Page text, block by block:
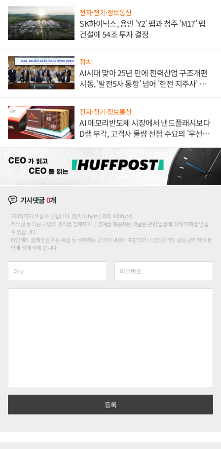
전자·전기·정보통신
SK하이닉스, 용인 'Y2' 팹과 청주 'M17' 팹
건설에 54조 투자 결정
정치
AI시대 맞아 25년 만에 전력산업 구조개편
시동, '발전5사 통합' 넘어 '한전 지주사' 재편
전자·전기·정보통신
AI 메모리반도체 시장에서 낸드플래시보다
D램 부각, 고객사 물량 선점 수요의 '우선순
기사댓글0개
200자까지 쓰실 수 있습니다. (현재 0 byte / 최대 400byte)
저작권 등 다른 사람의 권리를 침해하거나 명예를 훼손하는 댓글은 관련 법률에 의해 제재를 받을
수 있습니다.
타인에게 불쾌감을 주는 욕설 등 비하하는 단어가 내용에 포함되거나 인신공격성 글은 관리자의 판
단에 의해 삭제 합니다.